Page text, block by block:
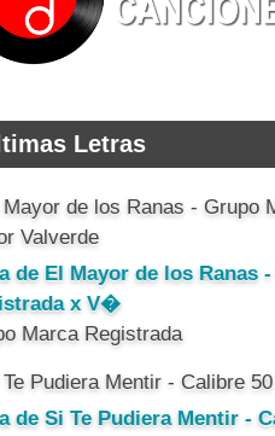
Letras
de El Mayor de los Ranas
x V�
Marca Registrada
de Si Te Pudiera Mentir -